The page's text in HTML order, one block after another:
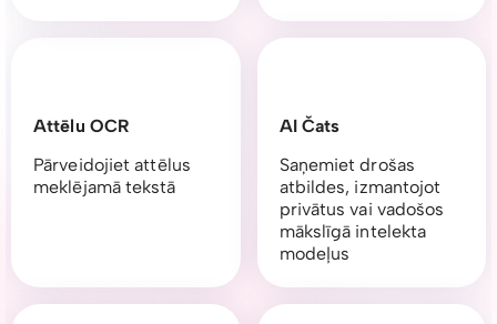
Attēlu OCR
Pārveidojiet attēlus
meklējamā tekstā
AI Čats
Saņemiet drošas
atbildes, izmantojot
privātus vai vadošos
mākslīgā intelekta
modeļus